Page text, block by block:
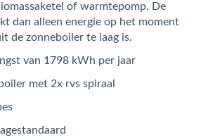
of warmtepomp. De
dan alleen energie op het moment
de zonneboiler te laag is.
van 1798 kWh per jaar
met 2x rvs spiraal